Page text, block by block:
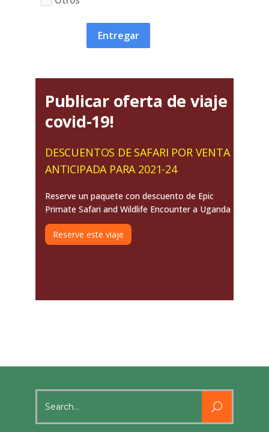
Entregar
Publicar oferta de viaje
covid-19!
DESCUENTOS DE SAFARI POR VENTA
ANTICIPADA PARA 2021-24
Reserve un paquete con descuento de Epic
Primate Safari and Wildlife Encounter a Uganda
Reserve este viaje
for: